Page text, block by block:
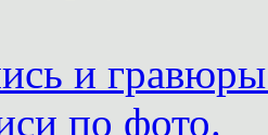
и
по фото.